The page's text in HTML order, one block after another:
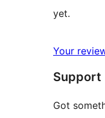
yet.
Your
Support
Got